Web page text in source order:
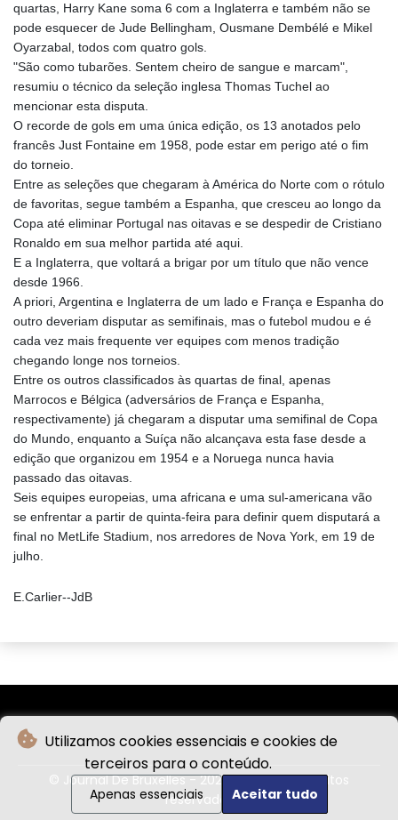
Utilizamos cookies essenciais e cookies de
terceiros para o conteúdo.
Apenas essenciais Aceitar tudo
quartas, Harry Kane soma 6 com a Inglaterra e também não se
pode esquecer de Jude Bellingham, Ousmane Dembélé e Mikel
Oyarzabal, todos com quatro gols.
"São como tubarões. Sentem cheiro de sangue e marcam",
resumiu o técnico da seleção inglesa Thomas Tuchel ao
mencionar esta disputa.
O recorde de gols em uma única edição, os 13 anotados pelo
francês Just Fontaine em 1958, pode estar em perigo até o fim
do torneio.
Entre as seleções que chegaram à América do Norte com o rótulo
de favoritas, segue também a Espanha, que cresceu ao longo da
Copa até eliminar Portugal nas oitavas e se despedir de Cristiano
Ronaldo em sua melhor partida até aqui.
E a Inglaterra, que voltará a brigar por um título que não vence
desde 1966.
A priori, Argentina e Inglaterra de um lado e França e Espanha do
outro deveriam disputar as semifinais, mas o futebol mudou e é
cada vez mais frequente ver equipes com menos tradição
chegando longe nos torneios.
Entre os outros classificados às quartas de final, apenas
Marrocos e Bélgica (adversários de França e Espanha,
respectivamente) já chegaram a disputar uma semifinal de Copa
do Mundo, enquanto a Suíça não alcançava esta fase desde a
edição que organizou em 1954 e a Noruega nunca havia
passado das oitavas.
Seis equipes europeias, uma africana e uma sul-americana vão
se enfrentar a partir de quinta-feira para definir quem disputará a
final no MetLife Stadium, nos arredores de Nova York, em 19 de
julho.
E.Carlier--JdB
© Journal De Bruxelles - 2026 - Todos os direitos
reservados